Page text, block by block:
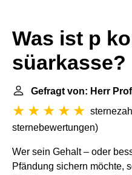
Was ist p
süarkasse?
Gefragt von: Herr
sternebewertungen)
Wer sein Gehalt – oder
Pfändung sichern möchte,